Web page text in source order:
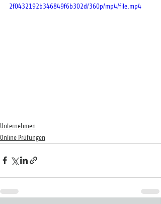
2f0432192b346849f6b302d/360p/mp4/file.mp4
Unternehmen
Online Prüfungen